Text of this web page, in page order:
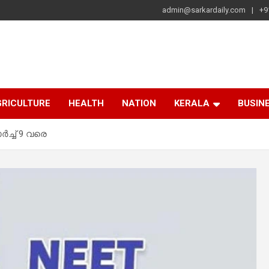
admin@sarkardaily.com
HEALTH NATION KERALA
9 വരെ